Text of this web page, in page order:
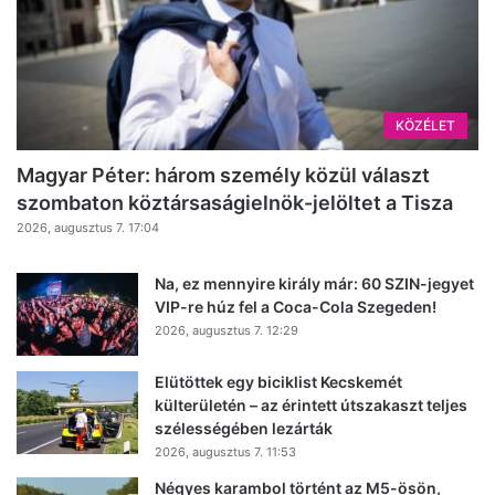
KÖZÉLET
Magyar Péter: három személy közül választ
szombaton köztársaságielnök-jelöltet a Tisza
2026, augusztus 7. 17:04
Na, ez mennyire király már: 60 SZIN-jegyet
VIP-re húz fel a Coca-Cola Szegeden!
2026, augusztus 7. 12:29
Elütöttek egy biciklist Kecskemét
külterületén – az érintett útszakaszt teljes
szélességében lezárták
2026, augusztus 7. 11:53
Négyes karambol történt az M5-ösön,